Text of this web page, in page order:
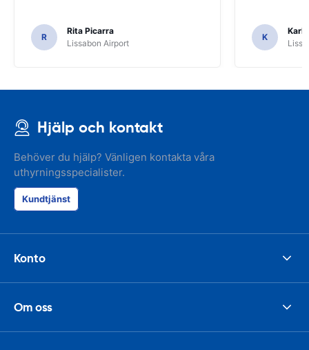
R
Rita Picarra
Lissabon Airport
K
Karl
Hjälp och kontakt
Behöver du hjälp? Vänligen kontakta våra
uthyrningsspecialister.
Kundtjänst
Konto
Om oss